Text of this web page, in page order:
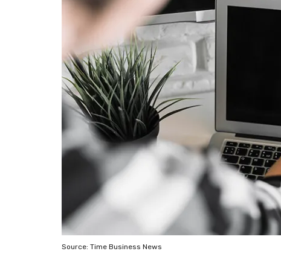
Source: Time Business News